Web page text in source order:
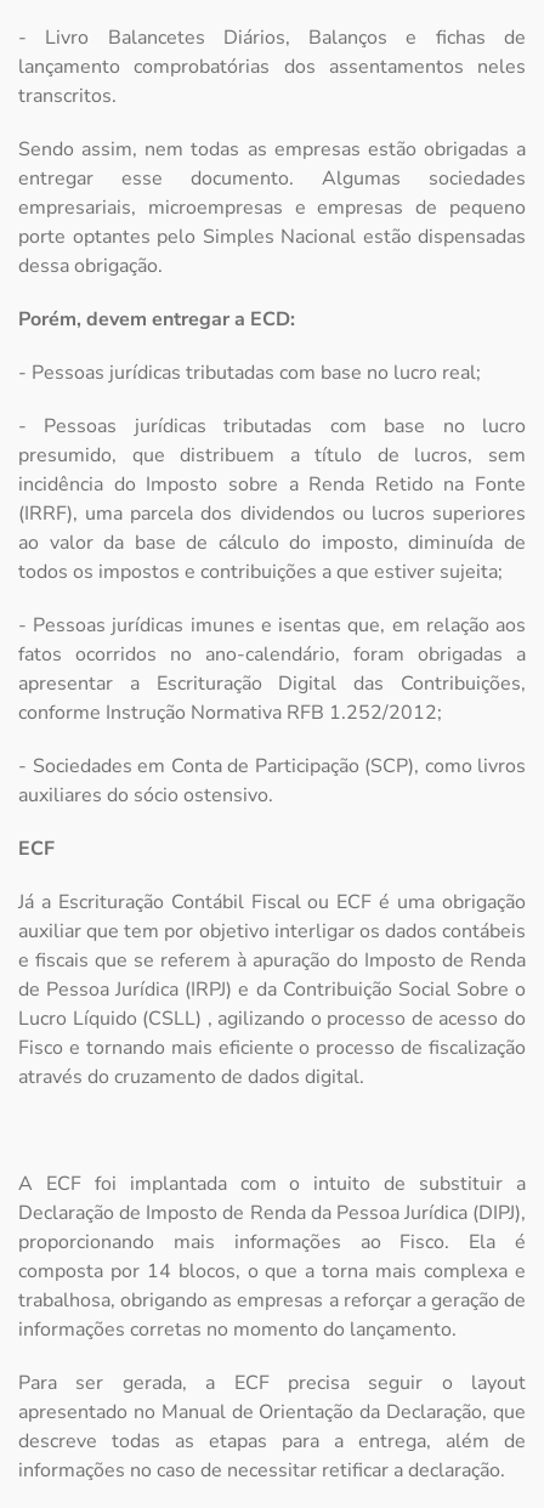
- Livro Balancetes Diários, Balanços e fichas de
lançamento comprobatórias dos assentamentos neles
transcritos.
Sendo assim, nem todas as empresas estão obrigadas a
entregar esse documento. Algumas sociedades
empresariais, microempresas e empresas de pequeno
porte optantes pelo Simples Nacional estão dispensadas
dessa obrigação.
Porém, devem entregar a ECD:
- Pessoas jurídicas tributadas com base no lucro real;
- Pessoas jurídicas tributadas com base no lucro
presumido, que distribuem a título de lucros, sem
incidência do Imposto sobre a Renda Retido na Fonte
(IRRF), uma parcela dos dividendos ou lucros superiores
ao valor da base de cálculo do imposto, diminuída de
todos os impostos e contribuições a que estiver sujeita;
- Pessoas jurídicas imunes e isentas que, em relação aos
fatos ocorridos no ano-calendário, foram obrigadas a
apresentar a Escrituração Digital das Contribuições,
conforme Instrução Normativa RFB 1.252/2012;
- Sociedades em Conta de Participação (SCP), como livros
auxiliares do sócio ostensivo.
ECF
Já a Escrituração Contábil Fiscal ou ECF é uma obrigação
auxiliar que tem por objetivo interligar os dados contábeis
e fiscais que se referem à apuração do Imposto de Renda
de Pessoa Jurídica (IRPJ) e da Contribuição Social Sobre o
Lucro Líquido (CSLL) , agilizando o processo de acesso do
Fisco e tornando mais eficiente o processo de fiscalização
através do cruzamento de dados digital.
A ECF foi implantada com o intuito de substituir a
Declaração de Imposto de Renda da Pessoa Jurídica (DIPJ),
proporcionando mais informações ao Fisco. Ela é
composta por 14 blocos, o que a torna mais complexa e
trabalhosa, obrigando as empresas a reforçar a geração de
informações corretas no momento do lançamento.
Para ser gerada, a ECF precisa seguir o layout
apresentado no Manual de Orientação da Declaração, que
descreve todas as etapas para a entrega, além de
informações no caso de necessitar retificar a declaração.